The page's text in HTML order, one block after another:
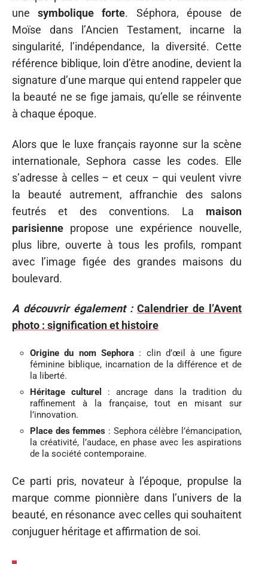
unesymbolique forte. Séphora, épouse de
Moïse dans l’Ancien Testament, incarne la
singularité, l’indépendance, la diversité. Cette
référence biblique, loin d’être anodine, devient la
signature d’une marque qui entend rappeler que
la beauté ne se fige jamais, qu’elle se réinvente
à chaque époque.
Alors que le luxe français rayonne sur la scène
internationale, Sephora casse les codes. Elle
s’adresse à celles – et ceux – qui veulent vivre
la beauté autrement, affranchie des salons
feutrés et des conventions. La maison
parisienne propose une expérience nouvelle,
plus libre, ouverte à tous les profils, rompant
avec l’image figée des grandes maisons du
boulevard.
A découvrir également : Calendrier de l’Avent
photo : signification et histoire
Origine du nom Sephora : clin d’œil à une figure
féminine biblique, incarnation de la différence et de
la liberté.
Héritage culturel
: ancrage dans la tradition du
raffinement à la française, tout en misant sur
l’innovation.
Place des femmes : Sephora célèbre l’émancipation,
la créativité, l’audace, en phase avec les aspirations
de la société contemporaine.
Ce parti pris, novateur à l’époque, propulse la
marque comme pionnière dans l’univers de la
beauté, en résonance avec celles qui souhaitent
conjuguer héritage et affirmation de soi.